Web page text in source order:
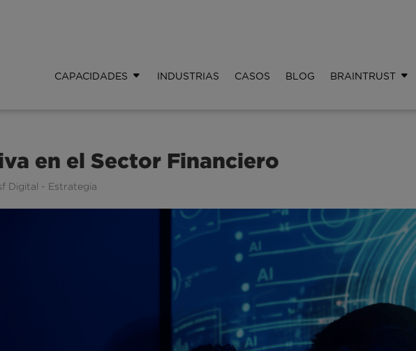
CAPACIDADES INDUSTRIAS CASOS BLOG BRAINTRUST
en el Sector Financiero
Digital - Estrategia